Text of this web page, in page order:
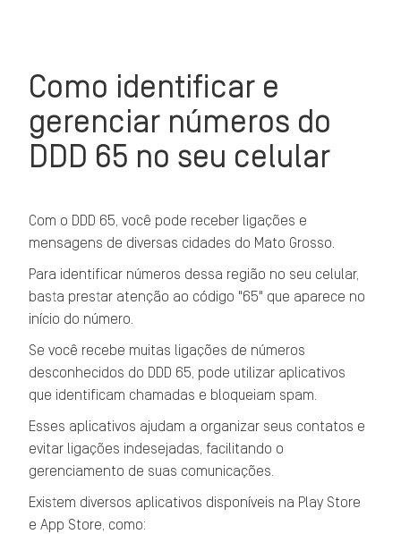
Como identificar e
gerenciar números do
DDD 65 no seu celular
Com o DDD 65, você pode receber ligações e
mensagens de diversas cidades do Mato Grosso.
Para identificar números dessa região no seu celular,
basta prestar atenção ao código "65" que aparece no
início do número.
Se você recebe muitas ligações de números
desconhecidos do DDD 65, pode utilizar aplicativos
que identificam chamadas e bloqueiam spam.
Esses aplicativos ajudam a organizar seus contatos e
evitar ligações indesejadas, facilitando o
gerenciamento de suas comunicações.
Existem diversos aplicativos disponíveis na Play Store
e App Store, como: